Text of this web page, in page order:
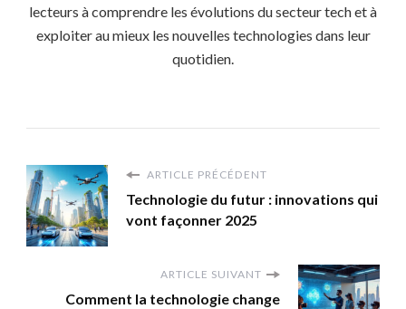
lecteurs à comprendre les évolutions du secteur tech et à
exploiter au mieux les nouvelles technologies dans leur
quotidien.
ARTICLE PRÉCÉDENT
Technologie du futur : innovations qui
vont façonner 2025
ARTICLE SUIVANT
Comment la technologie change